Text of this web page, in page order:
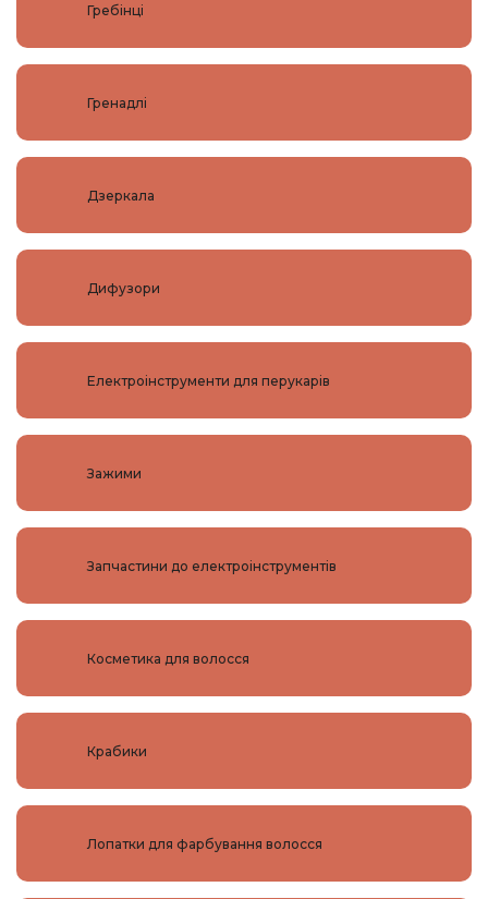
Гребінці
Гренадлі
Дзеркала
Дифузори
Електроінструменти для перукарів
Зажими
Запчастини до електроінструментів
Косметика для волосся
Крабики
Лопатки для фарбування волосся